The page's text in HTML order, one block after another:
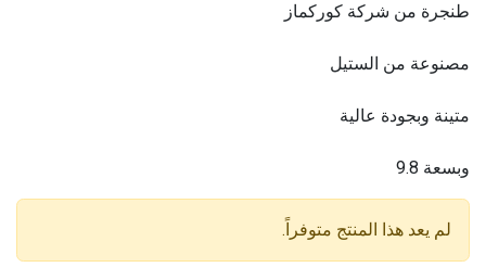
طنجرة من شركة كوركماز
مصنوعة من الستيل
متينة وبجودة عالية
وبسعة 9.8
لم يعد هذا المنتج متوفراً.